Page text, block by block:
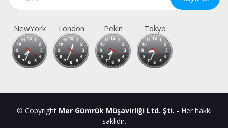
NewYork London Pekin Tokyo
© Copyright Mer Gümrük Müşavirliği Ltd. Şti. - Her hakkı
saklıdır.